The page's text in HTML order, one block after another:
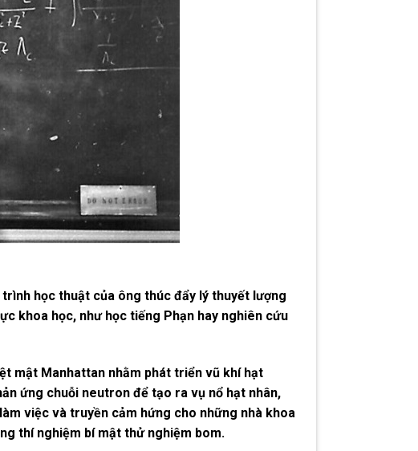
học thuật của ông thúc đẩy lý thuyết lượng
khoa học, như học tiếng Phạn hay nghiên cứu
mật Manhattan nhằm phát triển vũ khí hạt
ứng chuỗi neutron để tạo ra vụ nổ hạt nhân,
việc và truyền cảm hứng cho những nhà khoa
thí nghiệm bí mật thử nghiệm bom.